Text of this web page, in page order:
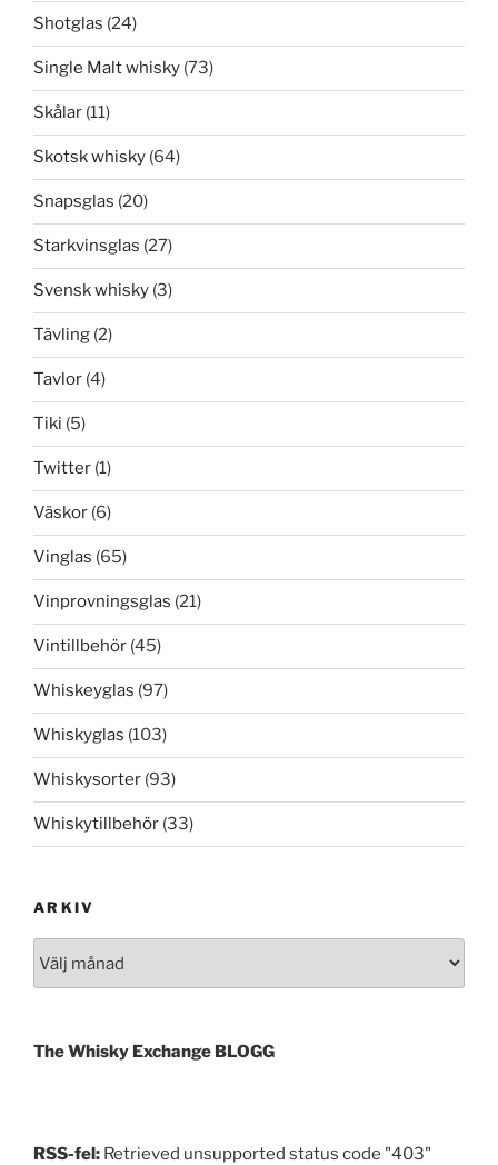
Shotglas (24)
Single Malt whisky (73)
Skålar (11)
Skotsk whisky (64)
Snapsglas (20)
Starkvinsglas (27)
Svensk whisky (3)
Tävling (2)
Tavlor (4)
Tiki (5)
Twitter (1)
Väskor (6)
Vinglas (65)
Vinprovningsglas (21)
Vintillbehör (45)
Whiskeyglas (97)
Whiskyglas (103)
Whiskysorter (93)
Whiskytillbehör (33)
ARKIV
The Whisky Exchange BLOGG
RSS-fel: Retrieved unsupported status code "403"